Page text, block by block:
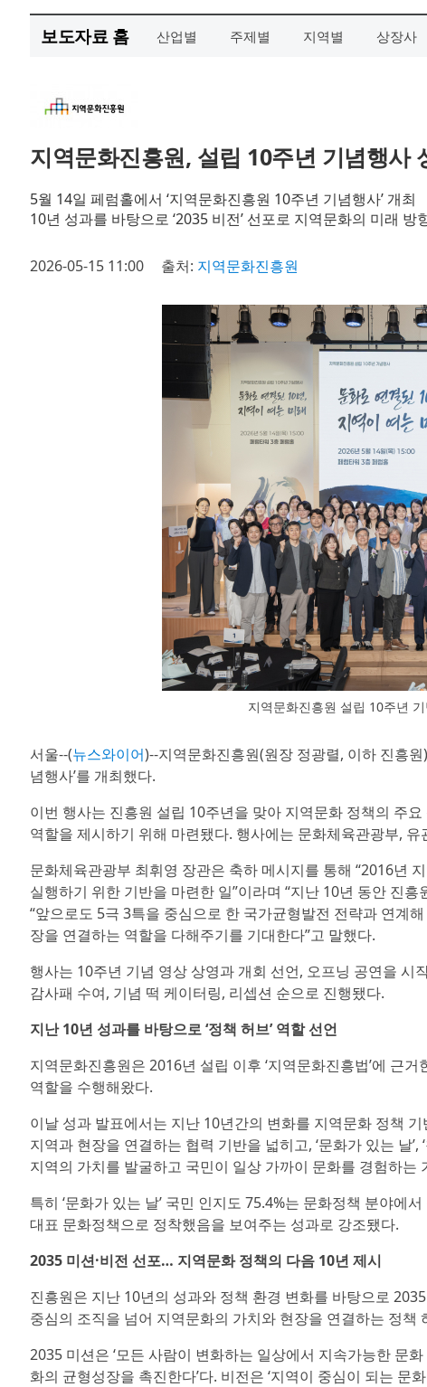
보도자료 홈 산업별 주제별 지역별 상장사
지역문화진흥원, 설립 10주년 기념행사
5월 14일 페럼홀에서 ‘지역문화진흥원 10주년 기념행사’ 개최
10년 성과를 바탕으로 ‘2035 비전’ 선포로 지역문화의 미래 방
2026-05-15 11:00 출처: 지역문화진흥원
지역문화진흥원 설립 10주년
서울--(뉴스와이어)--지역문화진흥원(원장 정광렬, 이하 진흥
념행사’를 개최했다.
이번 행사는 진흥원 설립 10주년을 맞아 지역문화 정책의 주
역할을 제시하기 위해 마련됐다. 행사에는 문화체육관광부,
문화체육관광부 최휘영 장관은 축하 메시지를 통해 “2016년
실행하기 위한 기반을 마련한 일”이라며 “지난 10년 동안 진
“앞으로도 5극 3특을 중심으로 한 국가균형발전 전략과 연계
장을 연결하는 역할을 다해주기를 기대한다”고 말했다.
행사는 10주년 기념 영상 상영과 개회 선언, 오프닝 공연을 시
감사패 수여, 기념 떡 케이터링, 리셉션 순으로 진행됐다.
지난 10년 성과를 바탕으로 ‘정책 허브’ 역할 선언
지역문화진흥원은 2016년 설립 이후 ‘지역문화진흥법’에 근
역할을 수행해왔다.
이날 성과 발표에서는 지난 10년간의 변화를 지역문화 정책
지역과 현장을 연결하는 협력 기반을 넓히고, ‘문화가 있는 날’,
지역의 가치를 발굴하고 국민이 일상 가까이 문화를 경험하는
특히 ‘문화가 있는 날’ 국민 인지도 75.4%는 문화정책 분야에
대표 문화정책으로 정착했음을 보여주는 성과로 강조됐다.
2035 미션·비전 선포… 지역문화 정책의 다음 10년 제시
진흥원은 지난 10년의 성과와 정책 환경 변화를 바탕으로
중심의 조직을 넘어 지역문화의 가치와 현장을 연결하는 정
2035 미션은 ‘모든 사람이 변화하는 일상에서 지속가능한 문
화의 균형성장을 촉진한다’다. 비전은 ‘지역이 중심이 되는 문